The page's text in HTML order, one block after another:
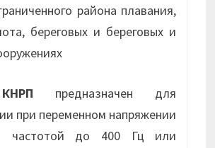
района плавания,
береговых и береговых и
предназначен для
при переменном напряжении
до 400 Гц или